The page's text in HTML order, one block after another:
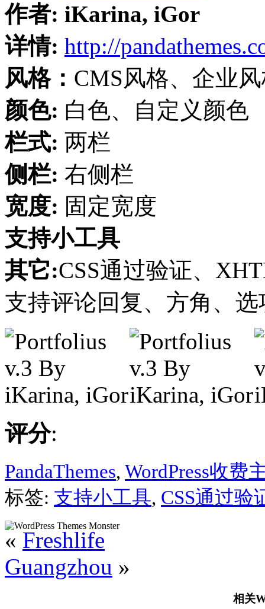
作者: iKarina, iGor
详情: http://
风格： CMS风格、企业
颜色: 白色、自定义颜色
栏式: 两栏
侧栏: 右侧栏
宽度: 固定宽度
支持小工具
其它:CSS通过验证、
支持评论回复、方角、
评分:
PandaThemes, WordPress收费
标签: 支持小工具, CSS通过验
« Freshlife
Guangzhou »
相关